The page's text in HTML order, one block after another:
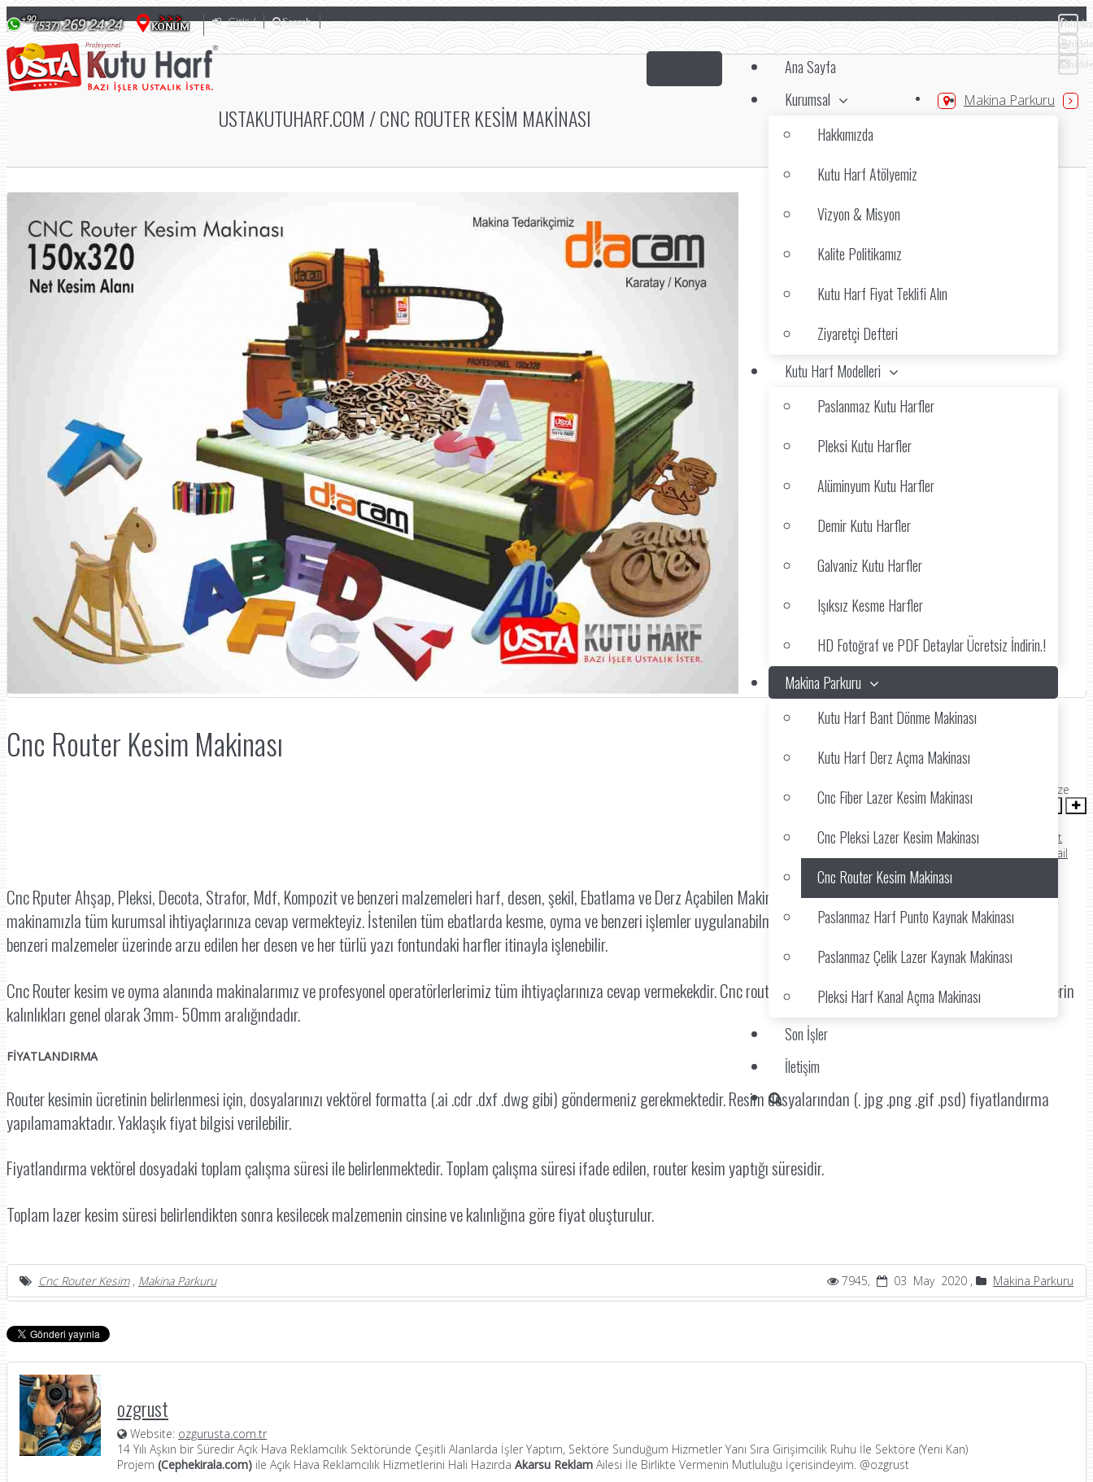
Giriş / Search
Ana Sayfa
Kurumsal
Hakkımızda
Kutu Harf Atölyemiz
Vizyon & Misyon
Kalite Politikamız
Kutu Harf Fiyat Teklifi Alın
Ziyaretçi Defteri
Kutu Harf Modelleri
Paslanmaz Kutu Harfler
Pleksi Kutu Harfler
Alüminyum Kutu Harfler
Demir Kutu Harfler
Galvaniz Kutu Harfler
Işıksız Kesme Harfler
HD Fotoğraf ve PDF Detaylar Ücretsiz İndirin.!
Makina Parkuru
Kutu Harf Bant Dönme Makinası
Kutu Harf Derz Açma Makinası
Cnc Fiber Lazer Kesim Makinası
Cnc Pleksi Lazer Kesim Makinası
Cnc Router Kesim Makinası
Paslanmaz Harf Punto Kaynak Makinası
Paslanmaz Çelik Lazer Kaynak Makinası
Pleksi Harf Kanal Açma Makinası
Son İşler
İletişim
Makina Parkuru
USTAKUTUHARF.COM / CNC ROUTER KESIM MAKINASI
Cnc Router Kesim Makinası
font size
Print
Email
Cnc Rputer Ahşap, Pleksi, Decota, Strafor, Mdf, Kompozit ve benzeri malzemeleri harf, desen, şekil, Ebatlama ve Derz Açabilen Makinadır.. Firmamızda bulunan son teknoloji cnc
makinamızla tüm kurumsal ihtiyaçlarınıza cevap vermekteyiz. İstenilen tüm ebatlarda kesme, oyma ve benzeri işlemler uygulanabilmektedir. Ahşap, Decota, Strafor, Mdf, betopan, ve
benzeri malzemeler üzerinde arzu edilen her desen ve her türlü yazı fontundaki harfler itinayla işlenebilir.
Cnc Router kesim ve oyma alanında makinalarımız ve profesyonel operatörlerlerimiz tüm ihtiyaçlarınıza cevap vermekekdir. Cnc router makinamızda yaptığımız kesimlerde malzemelerin
kalınlıkları genel olarak 3mm- 50mm aralığındadır.
FİYATLANDIRMA
Router kesimin ücretinin belirlenmesi için, dosyalarınızı vektörel formatta (.ai .cdr .dxf .dwg gibi) göndermeniz gerekmektedir. Resim dosyalarından (. jpg .png .gif .psd) fiyatlandırma
yapılamamaktadır. Yaklaşık fiyat bilgisi verilebilir.
Fiyatlandırma vektörel dosyadaki toplam çalışma süresi ile belirlenmektedir. Toplam çalışma süresi ifade edilen, router kesim yaptığı süresidir.
Toplam lazer kesim süresi belirlendikten sonra kesilecek malzemenin cinsine ve kalınlığına göre fiyat oluşturulur.
Cnc Router Kesim, Makina Parkuru 7945, 03 May 2020 , Makina Parkuru
ozgrust
Website: ozgurusta.com.tr
14 Yılı Aşkın bir Süredir Açık Hava Reklamcılık Sektöründe Çeşitli Alanlarda İşler Yaptım, Sektöre Sunduğum Hizmetler Yanı Sıra Girişimcilik Ruhu İle Sektöre (Yeni Kan)
Projem (Cephekirala.com) ile Açık Hava Reklamcılık Hizmetlerini Hali Hazırda Akarsu Reklam Ailesi İle Birlikte Vermenin Mutluluğu İçerisindeyim. @ozgrust